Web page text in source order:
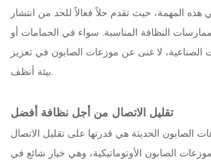
هذه المهمة، حيث تقدم حلاً فعالاً للحد من انتشار
النظافة المناسبة. سواء في الحمامات أو
الصناعية، لا غنى عن موزعات الصابون في تعزيز
بيئة أنظف.
تقليل الاتصال من أجل نظافة أفضل
الصابون الحديثة هي قدرتها على تقليل الاتصال
الصابون الأوتوماتيكية، وهي خيار شائع في